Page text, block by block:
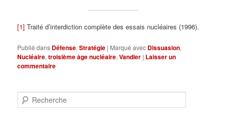
[1] Traité d’interdiction complète des essais nucléaires (1996).
Publié dans Défense,Stratégie | Marqué avec Dissuasion,
Nucléaire,troisième âge nucléaire,Vandier | Laisser un
commentaire
e